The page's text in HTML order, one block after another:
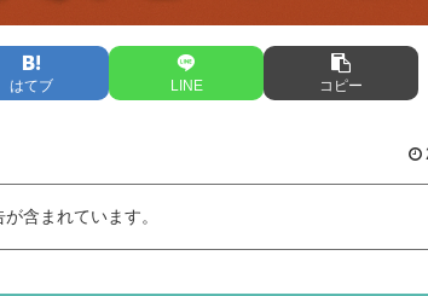
はてブ LINE コピー
含まれています。